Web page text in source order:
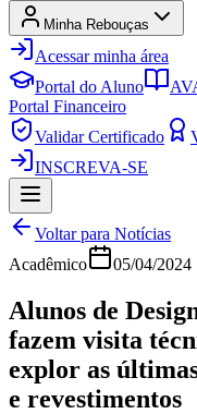
Minha Rebouças
Acessar minha área
Portal do Aluno
Portal Financeiro
Validar Certificado
INSCREVA-SE
Voltar para Notícias
Acadêmico
05/04/2024
Alunos de
fazem visita
explor as
e revestimentos